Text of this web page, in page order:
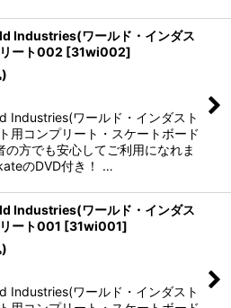
Industries(ワールド・インダス
ート002 [31wi002]
Industries(ワールド・インダスト
用コンプリート・スケートボード
の方でも安心してご利用になれま
のDVD付き！ …
Industries(ワールド・インダス
ート001 [31wi001]
Industries(ワールド・インダスト